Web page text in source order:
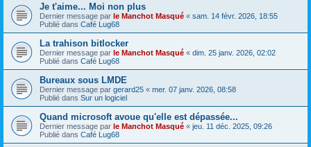
Je t'aime... Moi non plus
Dernier message par le Manchot Masqué « sam. 14 févr. 2026, 18:55
Publié dans Café Lug68
La trahison bitlocker
Dernier message par le Manchot Masqué « dim. 25 janv. 2026, 02:02
Publié dans Café Lug68
Bureaux sous LMDE
Dernier message par gerard25 « mer. 07 janv. 2026, 08:58
Publié dans Sur un logiciel
Quand microsoft avoue qu'elle est dépassée...
Dernier message par le Manchot Masqué « jeu. 11 déc. 2025, 09:26
Publié dans Café Lug68